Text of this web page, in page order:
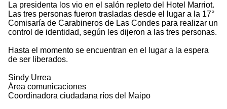
La presidenta los vio en el salón repleto del Hotel Marriot.
Las tres personas fueron trasladas desde el lugar a la 17°
Comisaría de Carabineros de Las Condes para realizar un
control de identidad, según les dijeron a las tres personas.
Hasta el momento se encuentran en el lugar a la espera
de ser liberados.
Sindy Urrea
Área comunicaciones
Coordinadora ciudadana ríos del Maipo